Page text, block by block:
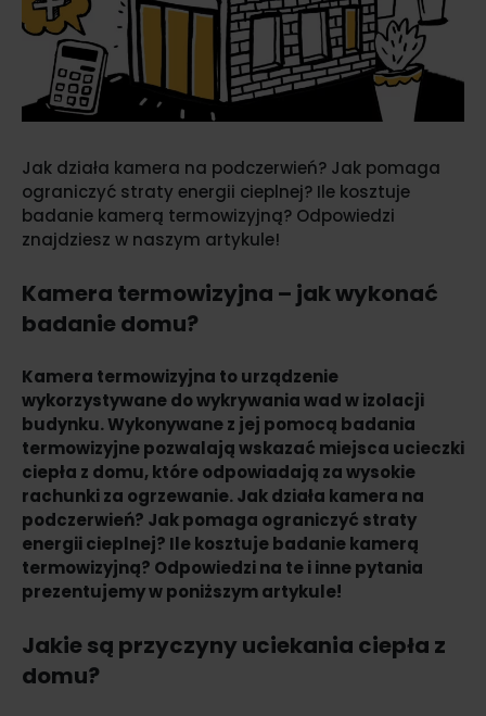
Jak działa kamera na podczerwień? Jak pomaga
ograniczyć straty energii cieplnej? Ile kosztuje
badanie kamerą termowizyjną? Odpowiedzi
znajdziesz w naszym artykule!
Kamera termowizyjna – jak wykonać
badanie domu?
Kamera termowizyjna to urządzenie
wykorzystywane do wykrywania wad w izolacji
budynku. Wykonywane z jej pomocą badania
termowizyjne pozwalają wskazać miejsca ucieczki
ciepła z domu, które odpowiadają za wysokie
rachunki za ogrzewanie. Jak działa kamera na
podczerwień? Jak pomaga ograniczyć straty
energii cieplnej? Ile kosztuje badanie kamerą
termowizyjną? Odpowiedzi na te i inne pytania
prezentujemy w poniższym artykule!
Jakie są przyczyny uciekania ciepła z
domu?